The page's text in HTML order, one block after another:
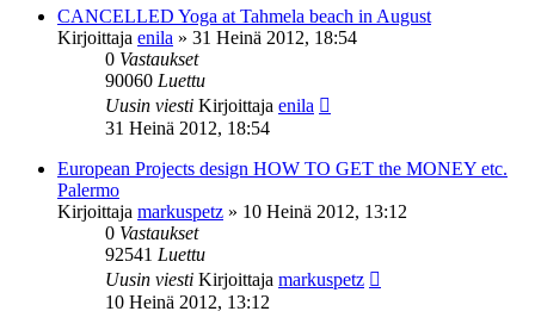
CANCELLED Yoga at Tahmela beach in August
Kirjoittaja enila » 31 Heinä 2012, 18:54
0 Vastaukset
90060 Luettu
Uusin viesti Kirjoittaja enila
31 Heinä 2012, 18:54
European Projects design HOW TO GET the MONEY etc.
Palermo
Kirjoittaja markuspetz » 10 Heinä 2012, 13:12
0 Vastaukset
92541 Luettu
Uusin viesti Kirjoittaja markuspetz
10 Heinä 2012, 13:12